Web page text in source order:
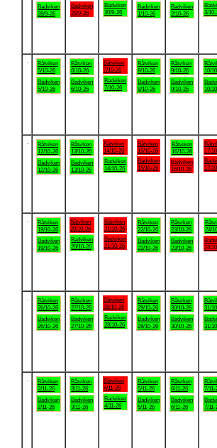
Badviken
28/9-26
Badviken
29/9-26
Badviken
30/9-26
Badviken
1/10-26
Badviken
2/10-26
3/
Båtviken
5/10-26
Badviken
5/10-26
Båtviken
6/10-26
Badviken
6/10-26
Båtviken
7/10-26
Badviken
7/10-26
Båtviken
8/10-26
Badviken
8/10-26
Båtviken
9/10-26
Badviken
9/10-26
10/
10/
Båtviken
12/10-26
Badviken
12/10-26
Båtviken
13/10-26
Badviken
13/10-26
Båtviken
14/10-26
Badviken
14/10-26
Båtviken
15/10-26
Badviken
15/10-26
Båtviken
16/10-26
Badviken
16/10-26
17/
17/
Båtviken
19/10-26
Badviken
19/10-26
Båtviken
20/10-26
Badviken
20/10-26
Båtviken
21/10-26
Badviken
21/10-26
Båtviken
22/10-26
Badviken
22/10-26
Båtviken
23/10-26
Badviken
23/10-26
24/
24/
Båtviken
26/10-26
Badviken
26/10-26
Båtviken
27/10-26
Badviken
27/10-26
Båtviken
28/10-26
Badviken
28/10-26
Båtviken
29/10-26
Badviken
29/10-26
Båtviken
30/10-26
Badviken
30/10-26
31/
31/
Båtviken
2/11-26
Badviken
2/11-26
Båtviken
3/11-26
Badviken
3/11-26
Båtviken
4/11-26
Badviken
4/11-26
Båtviken
5/11-26
Badviken
5/11-26
Båtviken
6/11-26
Badviken
6/11-26
7/11-
7/11-